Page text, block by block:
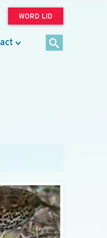
WORD LID